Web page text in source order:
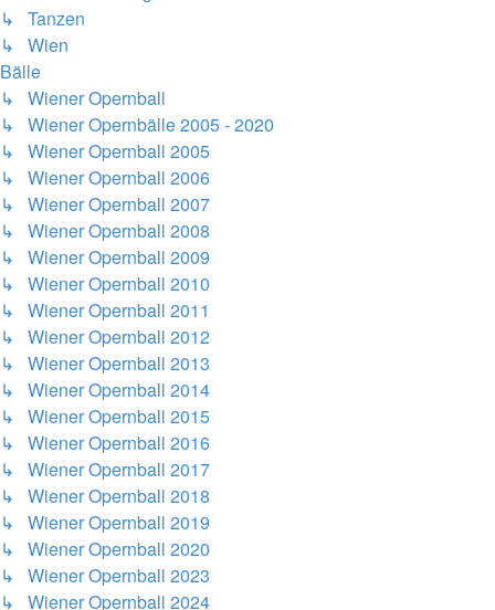
↳ Tanzen
↳ Wien
Bälle
↳ Wiener Opernball
↳ Wiener Opernbälle 2005 - 2020
↳ Wiener Opernball 2005
↳ Wiener Opernball 2006
↳ Wiener Opernball 2007
↳ Wiener Opernball 2008
↳ Wiener Opernball 2009
↳ Wiener Opernball 2010
↳ Wiener Opernball 2011
↳ Wiener Opernball 2012
↳ Wiener Opernball 2013
↳ Wiener Opernball 2014
↳ Wiener Opernball 2015
↳ Wiener Opernball 2016
↳ Wiener Opernball 2017
↳ Wiener Opernball 2018
↳ Wiener Opernball 2019
↳ Wiener Opernball 2020
↳ Wiener Opernball 2023
↳ Wiener Opernball 2024